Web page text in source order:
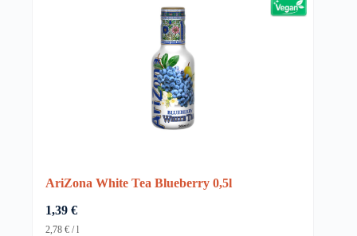
AriZona White Tea Blueberry 0,5l
1,39 €
2,78 € /l